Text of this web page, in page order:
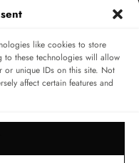
like cookies to store
to these technologies will allow
or unique IDs on this site. Not
affect certain features and
NEWSLETTER
Connaisseurs
SUBSCRIBE